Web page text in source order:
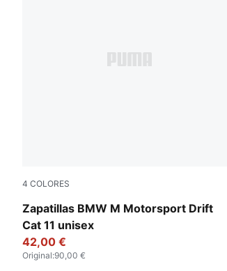
4 COLORES
Zapatillas BMW M Motorsport Drift
Cat 11 unisex
PUMA White-PUMA Black
42,00 €
Original:90,00 €